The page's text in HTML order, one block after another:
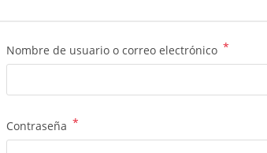
Nombre de usuario o correo electrónico *
Contraseña *